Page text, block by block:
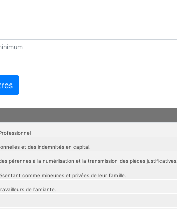
et des indemnités en capital.
pérennes à la numérisation et la transmission des pièces justificatives.
comme mineures et privées de leur famille.
de l'amiante.